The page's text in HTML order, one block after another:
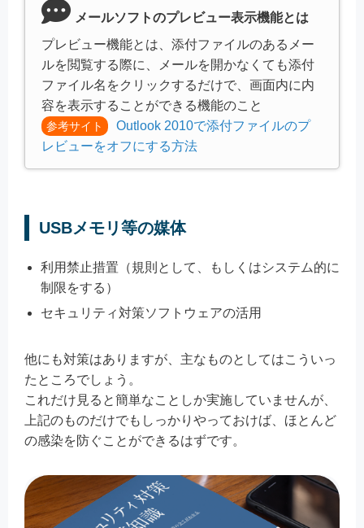
メールソフトのプレビュー表示機能とは
プレビュー機能とは、添付ファイルのあるメー
ルを閲覧する際に、メールを開かなくても添付
ファイル名をクリックするだけで、画面内に内
容を表示することができる機能のこと
参考サイト
Outlook 2010で添付ファイルのプ
レビューをオフにする方法
USBメモリ等の媒体
利用禁止措置（規則として、もしくはシステム的に
制限をする）
セキュリティ対策ソフトウェアの活用
他にも対策はありますが、主なものとしてはこういっ
たところでしょう。
これだけ見ると簡単なことしか実施していませんが、
上記のものだけでもしっかりやっておけば、ほとんど
の感染を防ぐことができるはずです。